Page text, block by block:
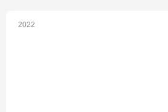
2022